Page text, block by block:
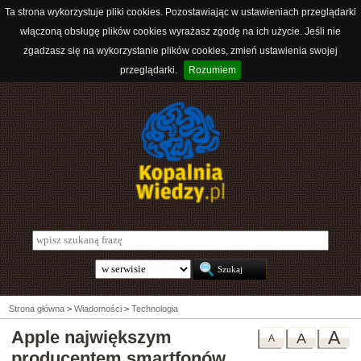
Ta strona wykorzystuje pliki cookies. Pozostawiając w ustawieniach przeglądarki
włączoną obsługę plików cookies wyrażasz zgodę na ich użycie. Jeśli nie
zgadzasz się na wykorzystanie plików cookies, zmień ustawienia swojej
przeglądarki.
Rozumiem
Strona główna > Wiadomości > Technologia
A
A
A
Apple największym